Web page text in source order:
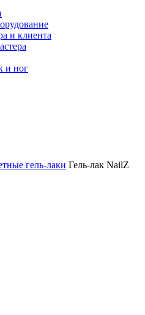
и клиента
и ног
гель-лаки Гель-лак NailZ